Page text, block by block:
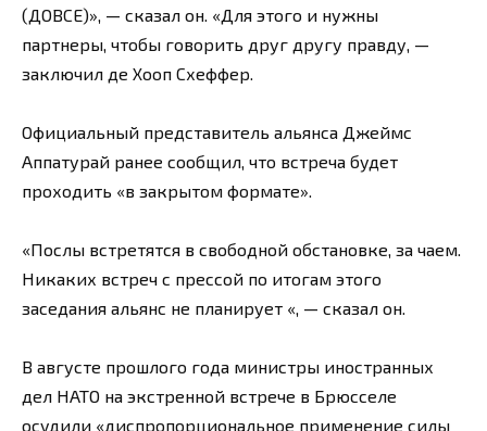
(ДОВСЕ)», — сказал он. «Для этого и нужны
партнеры, чтобы говорить друг другу правду, —
заключил де Хооп Схеффер.
Официальный представитель альянса Джеймс
Аппатурай ранее сообщил, что встреча будет
проходить «в закрытом формате».
«Послы встретятся в свободной обстановке, за чаем.
Никаких встреч с прессой по итогам этого
заседания альянс не планирует «, — сказал он.
В августе прошлого года министры иностранных
дел НАТО на экстренной встрече в Брюсселе
осудили «диспропорциональное применение силы